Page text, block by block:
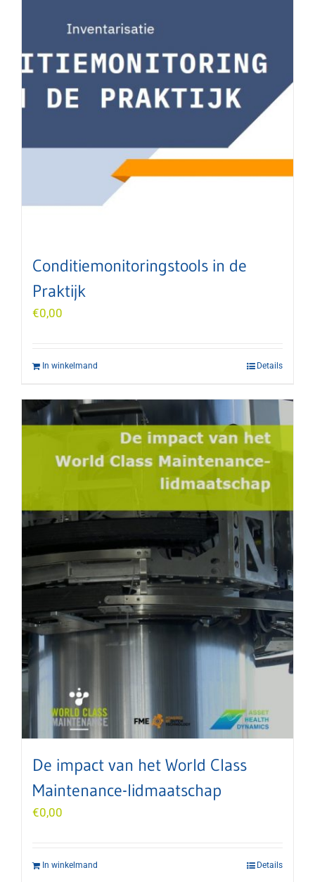
Conditiemonitoringstools in de
Praktijk
€0,00
In winkelmand Details
De impact van het World Class
Maintenance-lidmaatschap
€0,00
In winkelmand Details